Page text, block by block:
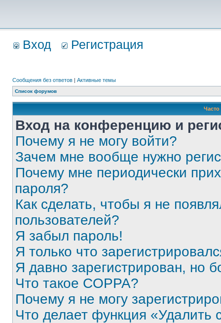
Вход Регистрация
Сообщения без ответов | Активные темы
Список форумов
Вход на конференцию и
Почему я не могу войти?
Зачем мне вообще нужно
Почему мне периодически
пароля?
Как сделать, чтобы я не
пользователей?
Я забыл пароль!
Я только что
Я давно зарегистрирован, но
Что такое COPPA?
Почему я не могу
Что делает функция «Удалить